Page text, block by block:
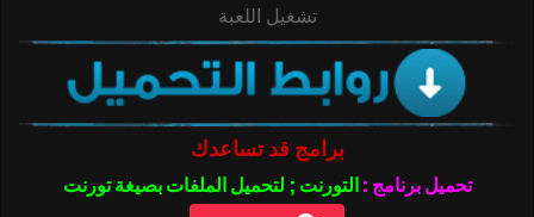
تشغيل اللعبة
برامج قد تساعدك
تحميل برنامج :التورنت ; لتحميل الملفات بصيغة تورنت